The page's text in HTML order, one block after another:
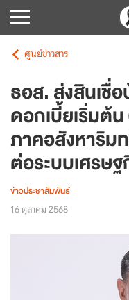
ศูนย์ข่าวสาร
ธอส. ส่งสินเชื่
ดอกเบี้ยเริ่มต้
ภาคอสังหาริม
ต่อระบบเศรษ
ข่าวประชาสัมพันธ์
16 ตุลาคม 2568